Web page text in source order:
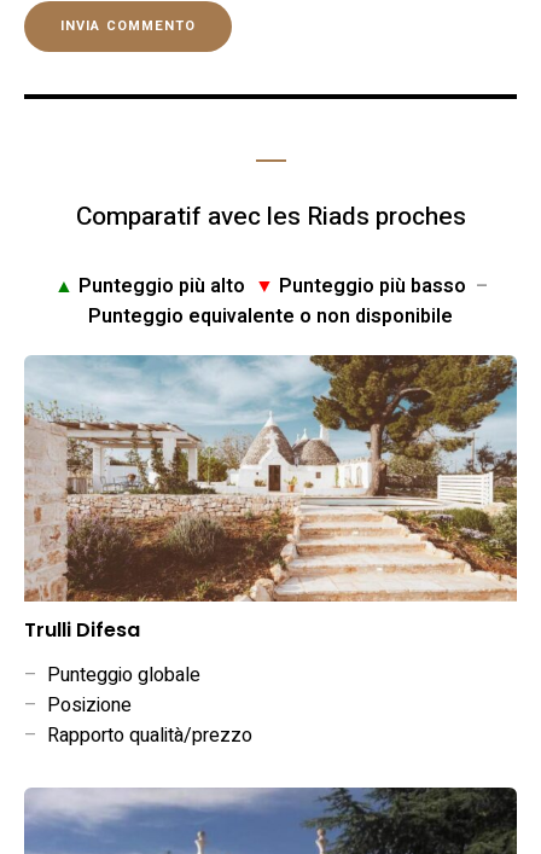
Comparatif avec les Riads proches
▲ Punteggio più alto ▼ Punteggio più basso –
Punteggio equivalente o non disponibile
Trulli Difesa
– Punteggio globale
– Posizione
– Rapporto qualità/prezzo